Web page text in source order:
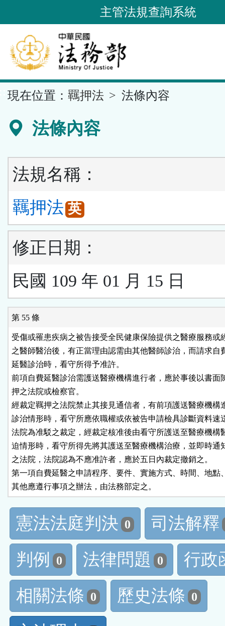
到
要
內
容
區
主管法規查詢系統
現在位置： 羈押法 法條內容
法條內容
法規名稱：
羈押法 英
修正日期：
民國 109 年 01 月 15 日
第 55 條
受傷或罹患疾病之被告接受全民健康保險提供之醫療服務或
之醫師醫治後，有正當理由認需由其他醫師診治，而請求自
延醫診治時，看守所得予准許。
前項自費延醫診治需護送醫療機構進行者，應於事後以書面
押之法院或檢察官。
經裁定羈押之法院禁止其接見通信者，有前項護送醫療機構
診治情形時，看守所應依職權或依被告申請檢具診斷資料速
法院為准駁之裁定，經裁定核准後由看守所護送至醫療機構
迫情形時，看守所得先將其護送至醫療機構治療，並即時通
之法院，法院認為不應准許者，應於五日內裁定撤銷之。
第一項自費延醫之申請程序、要件、實施方式、時間、地點
其他應遵行事項之辦法，由法務部定之。
憲法法庭判決 0
司法解釋
判例
0 法律問題 0
行政
相關法條 0 歷史法條 0